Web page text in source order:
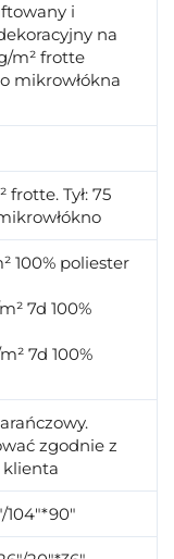
i
na
m² frotte
mikrowłókna
frotte. Tył: 75
100% poliester
7d 100%
7d 100%
zgodnie z
104"*90"